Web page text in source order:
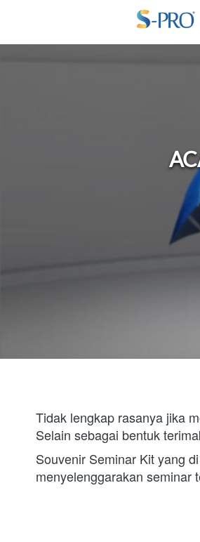
Tidak lengkap rasanya jika
Selain sebagai bentuk
Souvenir Seminar Kit yang
menyelenggarakan seminar